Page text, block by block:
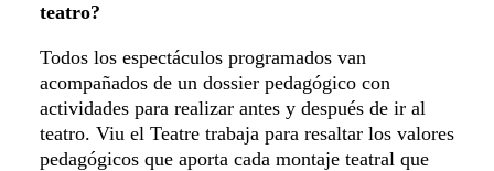
teatro?
Todos los espectáculos programados van
acompañados de un dossier pedagógico con
actividades para realizar antes y después de ir al
teatro. Viu el Teatre trabaja para resaltar los valores
pedagógicos que aporta cada montaje teatral que